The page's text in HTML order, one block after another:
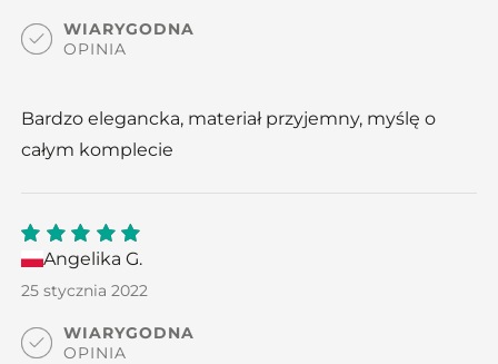
WIARYGODNA
OPINIA
Bardzo elegancka, materiał przyjemny, myślę o
całym komplecie
5out
of 5
Angelika G.
25 stycznia 2022
WIARYGODNA
OPINIA